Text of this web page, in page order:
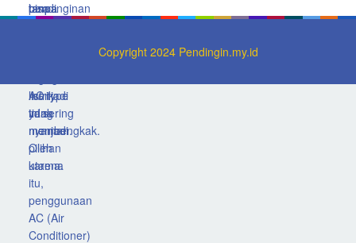
Copyright 2024 Pendingin.my.id